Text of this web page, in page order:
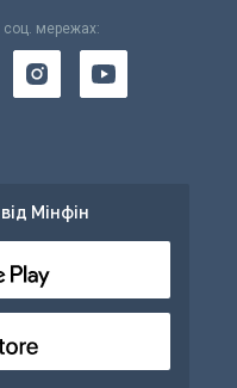
соц. мережах:
Мінфін